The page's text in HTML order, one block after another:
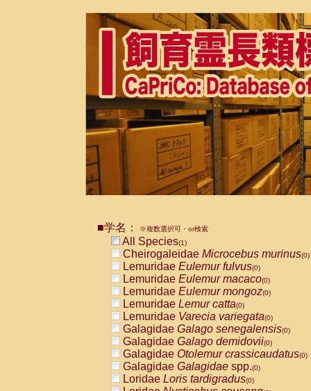
■学名： ※複数選択可・or検索
All Species(1)
Cheirogaleidae Microcebus murinus(0)
Lemuridae Eulemur fulvus(0)
Lemuridae Eulemur macaco(0)
Lemuridae Eulemur mongoz(0)
Lemuridae Lemur catta(0)
Lemuridae Varecia variegata(0)
Galagidae Galago senegalensis(0)
Galagidae Galago demidovii(0)
Galagidae Otolemur crassicaudatus(0)
Galagidae Galagidae spp.(0)
Loridae Loris tardigradus(0)